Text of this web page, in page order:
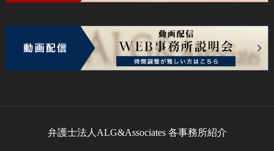
弁護士法人ALG&Associates 各事務所紹介